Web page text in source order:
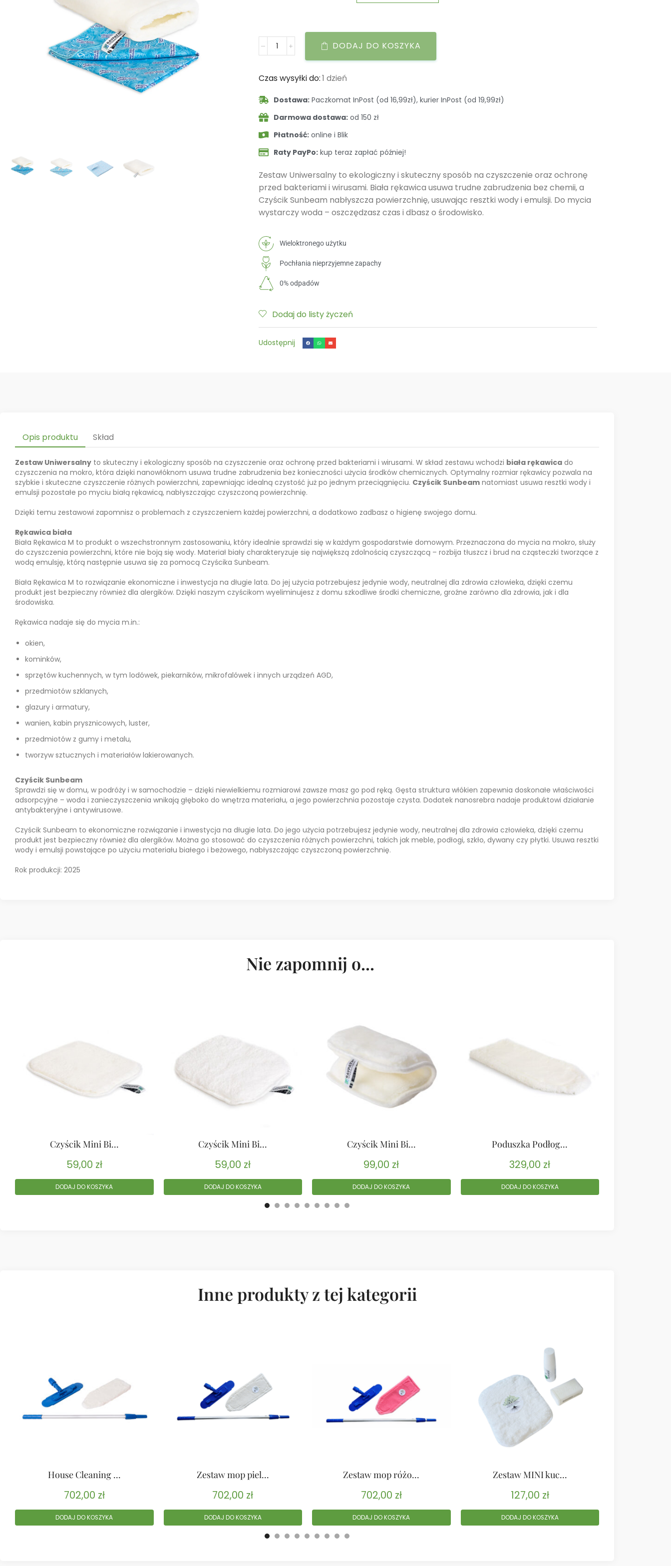
DODAJ DO KOSZYKA
Czas wysyłki do:1 dzień
Dostawa:Paczkomat InPost (od 16,99zł), kurier InPost (od 19,99zł)
Darmowa dostawa:od 150 zł
Płatność:online i Blik
Raty PayPo:kup teraz zapłać później!
Zestaw Uniwersalny to ekologiczny i skuteczny sposób na czyszczenie oraz ochronę
przed bakteriami i wirusami. Biała rękawica usuwa trudne zabrudzenia bez chemii, a
Czyścik Sunbeam nabłyszcza powierzchnię, usuwając resztki wody i emulsji. Do mycia
wystarczy woda – oszczędzasz czas i dbasz o środowisko.
Wieloktronego użytku
Pochłania nieprzyjemne zapachy
0% odpadów
Dodaj do listy życzeń
Udostępnij
Opis produktu Skład
Zestaw Uniwersalny to skuteczny i ekologiczny sposób na czyszczenie oraz ochronę przed bakteriami i wirusami. W skład zestawu wchodzi biała rękawica do
czyszczenia na mokro, która dzięki nanowłóknom usuwa trudne zabrudzenia bez konieczności użycia środków chemicznych. Optymalny rozmiar rękawicy pozwala na
szybkie i skuteczne czyszczenie różnych powierzchni, zapewniając idealną czystość już po jednym przeciągnięciu. Czyścik Sunbeam natomiast usuwa resztki wody i
emulsji pozostałe po myciu białą rękawicą, nabłyszczając czyszczoną powierzchnię.
Dzięki temu zestawowi zapomnisz o problemach z czyszczeniem każdej powierzchni, a dodatkowo zadbasz o higienę swojego domu.
Rękawica biała
Biała Rękawica M to produkt o wszechstronnym zastosowaniu, który idealnie sprawdzi się w każdym gospodarstwie domowym. Przeznaczona do mycia na mokro, służy
do czyszczenia powierzchni, które nie boją się wody. Materiał biały charakteryzuje się największą zdolnością czyszczącą – rozbija tłuszcz i brud na cząsteczki tworzące z
wodą emulsję, którą następnie usuwa się za pomocą Czyścika Sunbeam.
Biała Rękawica M to rozwiązanie ekonomiczne i inwestycja na długie lata. Do jej użycia potrzebujesz jedynie wody, neutralnej dla zdrowia człowieka, dzięki czemu
produkt jest bezpieczny również dla alergików. Dzięki naszym czyścikom wyeliminujesz z domu szkodliwe środki chemiczne, groźne zarówno dla zdrowia, jak i dla
środowiska.
Rękawica nadaje się do mycia m.in.:
okien,
kominków,
sprzętów kuchennych, w tym lodówek, piekarników, mikrofalówek i innych urządzeń AGD,
przedmiotów szklanych,
glazury i armatury,
wanien, kabin prysznicowych, luster,
przedmiotów z gumy i metalu,
tworzyw sztucznych i materiałów lakierowanych.
Czyścik Sunbeam
Sprawdzi się w domu, w podróży i w samochodzie – dzięki niewielkiemu rozmiarowi zawsze masz go pod ręką. Gęsta struktura włókien zapewnia doskonałe właściwości
adsorpcyjne – woda i zanieczyszczenia wnikają głęboko do wnętrza materiału, a jego powierzchnia pozostaje czysta. Dodatek nanosrebra nadaje produktowi działanie
antybakteryjne i antywirusowe.
Czyścik Sunbeam to ekonomiczne rozwiązanie i inwestycja na długie lata. Do jego użycia potrzebujesz jedynie wody, neutralnej dla zdrowia człowieka, dzięki czemu
produkt jest bezpieczny również dla alergików. Można go stosować do czyszczenia różnych powierzchni, takich jak meble, podłogi, szkło, dywany czy płytki. Usuwa resztki
wody i emulsji powstające po użyciu materiału białego i beżowego, nabłyszczając czyszczoną powierzchnię.
Rok produkcji: 2025
Nie zapomnij o...
Czyścik Mini Bi...
59,00 zł
DODAJ DO KOSZYKA
Czyścik Mini Bi...
59,00 zł
DODAJ DO KOSZYKA
Czyścik Mini Bi...
99,00 zł
DODAJ DO KOSZYKA
Poduszka Podłog...
329,00 zł
DODAJ DO KOSZYKA
Inne produkty z tej kategorii
House Cleaning ...
702,00 zł
DODAJ DO KOSZYKA
Zestaw mop piel...
702,00 zł
DODAJ DO KOSZYKA
Zestaw mop różo...
702,00 zł
DODAJ DO KOSZYKA
Zestaw MINI kuc...
127,00 zł
DODAJ DO KOSZYKA